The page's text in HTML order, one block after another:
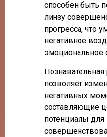
способен быть
линзу
прогресса, что
негативное
эмоциональное
Познавательная
позволяет
негативных
составляющие
потенциалы для